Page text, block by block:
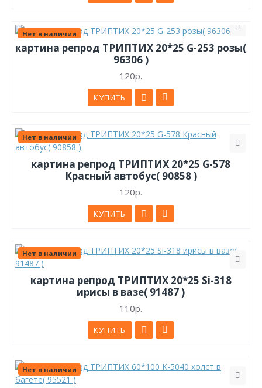
Нет в наличии
картина репрод ТРИПТИХ 20*25 G-253 розы(
96306 )
120р.
КУПИТЬ
Нет в наличии
картина репрод ТРИПТИХ 20*25 G-578
Красный автобус( 90858 )
120р.
КУПИТЬ
Нет в наличии
картина репрод ТРИПТИХ 20*25 Si-318
ирисы в вазе( 91487 )
110р.
КУПИТЬ
Нет в наличии